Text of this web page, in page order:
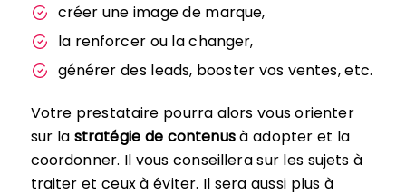
créer une image de marque,
la renforcer ou la changer,
générer des leads, booster vos ventes, etc.
Votre prestataire pourra alors vous orienter
sur la stratégie de contenusà adopter et la
coordonner. Il vous conseillera sur les sujets à
traiter et ceux à éviter. Il sera aussi plus à